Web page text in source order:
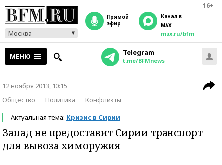
16+
Москва
прямой
эфир
Канал в
MAX
max.ru/bfm
МЕНЮ Telegram
t.me/BFMnews
12 ноября 2013, 10:15
Общество
Политика
Конфликты
Актуальная тема: Кризис в Сирии
Запад не предоставит Сирии транспорт
для вывоза химоружия